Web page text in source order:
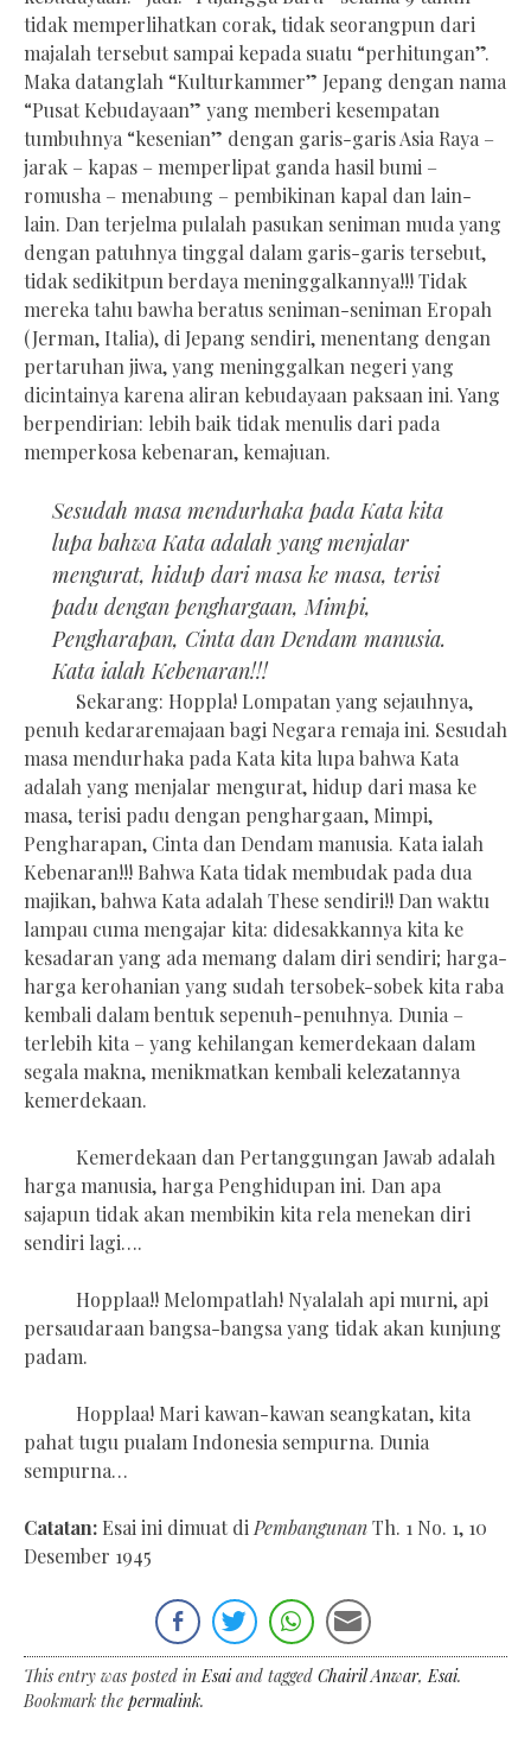
tidak memperlihatkan corak, tidak seorangpun dari
majalah tersebut sampai kepada suatu “perhitungan”.
Maka datanglah “Kulturkammer” Jepang dengan nama
“Pusat Kebudayaan” yang memberi kesempatan
tumbuhnya “kesenian” dengan garis-garis Asia Raya –
jarak – kapas – memperlipat ganda hasil bumi –
romusha – menabung – pembikinan kapal dan lain-
lain. Dan terjelma pulalah pasukan seniman muda yang
dengan patuhnya tinggal dalam garis-garis tersebut,
tidak sedikitpun berdaya meninggalkannya!!! Tidak
mereka tahu bawha beratus seniman-seniman Eropah
(Jerman, Italia), di Jepang sendiri, menentang dengan
pertaruhan jiwa, yang meninggalkan negeri yang
dicintainya karena aliran kebudayaan paksaan ini. Yang
berpendirian: lebih baik tidak menulis dari pada
memperkosa kebenaran, kemajuan.
Sesudah masa mendurhaka pada Kata kita
lupa bahwa Kata adalah yang menjalar
mengurat, hidup dari masa ke masa, terisi
padu dengan penghargaan, Mimpi,
Pengharapan, Cinta dan Dendam manusia.
Kata ialah Kebenaran!!!
Sekarang: Hoppla! Lompatan yang sejauhnya,
penuh kedararemajaan bagi Negara remaja ini. Sesudah
masa mendurhaka pada Kata kita lupa bahwa Kata
adalah yang menjalar mengurat, hidup dari masa ke
masa, terisi padu dengan penghargaan, Mimpi,
Pengharapan, Cinta dan Dendam manusia. Kata ialah
Kebenaran!!! Bahwa Kata tidak membudak pada dua
majikan, bahwa Kata adalah These sendiri!! Dan waktu
lampau cuma mengajar kita: didesakkannya kita ke
kesadaran yang ada memang dalam diri sendiri; harga-
harga kerohanian yang sudah tersobek-sobek kita raba
kembali dalam bentuk sepenuh-penuhnya. Dunia –
terlebih kita – yang kehilangan kemerdekaan dalam
segala makna, menikmatkan kembali kelezatannya
kemerdekaan.
Kemerdekaan dan Pertanggungan Jawab adalah
harga manusia, harga Penghidupan ini. Dan apa
sajapun tidak akan membikin kita rela menekan diri
sendiri lagi….
Hopplaa!! Melompatlah! Nyalalah api murni, api
persaudaraan bangsa-bangsa yang tidak akan kunjung
padam.
Hopplaa! Mari kawan-kawan seangkatan, kita
pahat tugu pualam Indonesia sempurna. Dunia
sempurna…
Catatan: Esai ini dimuat di PembangunanTh. 1 No. 1, 10
Desember 1945
This entry was posted inEsaiand tagged Chairil Anwar,Esai.
Bookmark the permalink.